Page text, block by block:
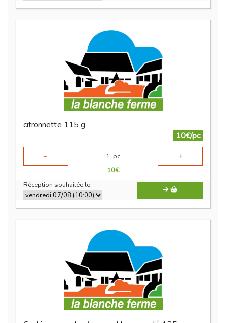
citronnette 115 g
10€/pc
-
1 pc +
10€
Réception souhaitée le